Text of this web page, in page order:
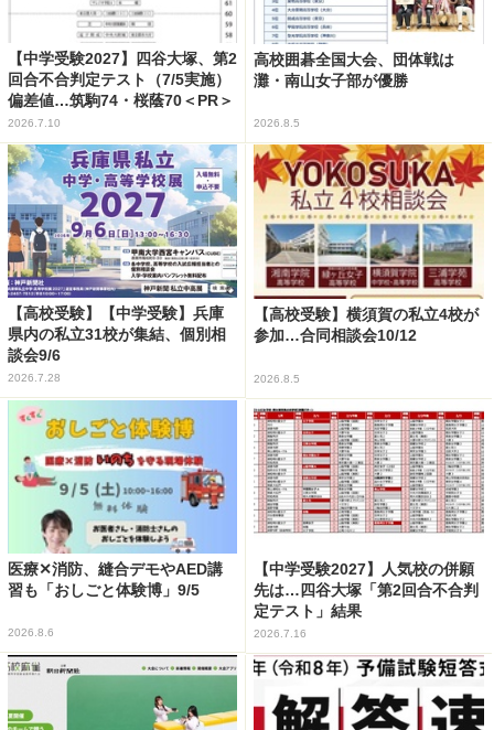
【中学受験2027】四谷大塚、第2
回合不合判定テスト（7/5実施）
偏差値…筑駒74・桜蔭70＜PR＞
2026.7.10
高校囲碁全国大会、団体戦は
灘・南山女子部が優勝
2026.8.5
【高校受験】【中学受験】兵庫
県内の私立31校が集結、個別相
談会9/6
2026.7.28
【高校受験】横須賀の私立4校が
参加…合同相談会10/12
2026.8.5
医療✕消防、縫合デモやAED講
習も「おしごと体験博」9/5
2026.8.6
【中学受験2027】人気校の併願
先は…四谷大塚「第2回合不合判
定テスト」結果
2026.7.16